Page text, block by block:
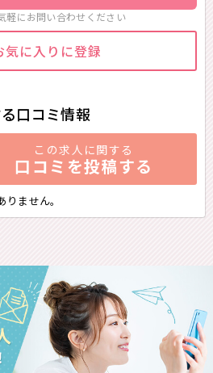
軽にお問い合わせください
気に入りに登録
口コミ情報
この求人に関する
口コミを投稿する
ません。